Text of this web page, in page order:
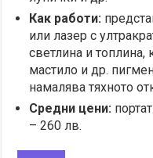
Как работи:
или лазер с
светлина и топлина,
мастило и др.
намалява тяхното
Средни цени:
– 260 лв.